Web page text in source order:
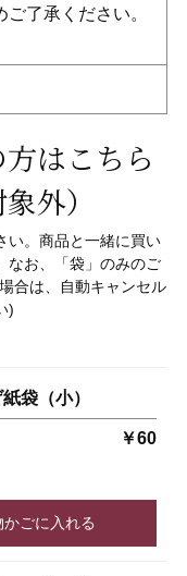
了承ください。
はこちら
外）
。 商品と一緒に買い
お、「袋」 のみのご
合は、自動キャンセル
)
袋（小）
￥60
かごに入れる